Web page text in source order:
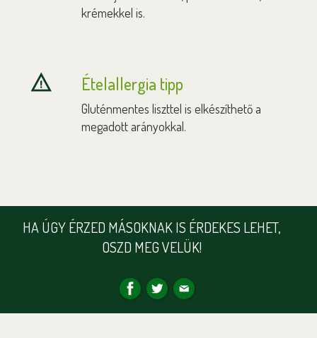
krémekkel is.
Ételallergia tipp
Gluténmentes liszttel is elkészíthető a
megadott arányokkal.
HA ÚGY ÉRZED MÁSOKNAK IS ÉRDEKES LEHET,
OSZD MEG VELÜK!